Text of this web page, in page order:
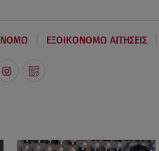
ΕΞΟΙΚΟΝΟΜΩ ΑΙΤΗΣΕΙΣ